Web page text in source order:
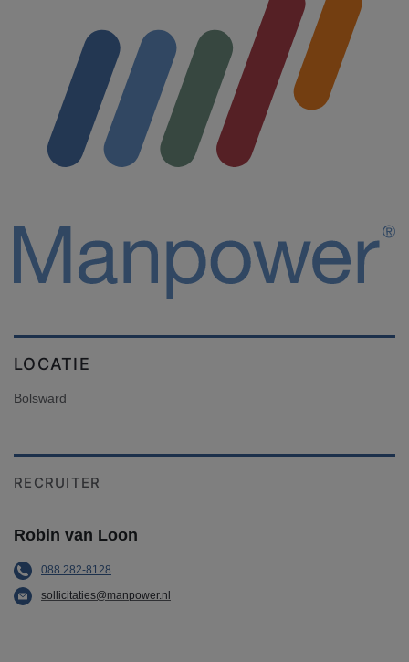
LOCATIE
Bolsward
RECRUITER
Robin van Loon
088 282-8128
sollicitaties@manpower.nl